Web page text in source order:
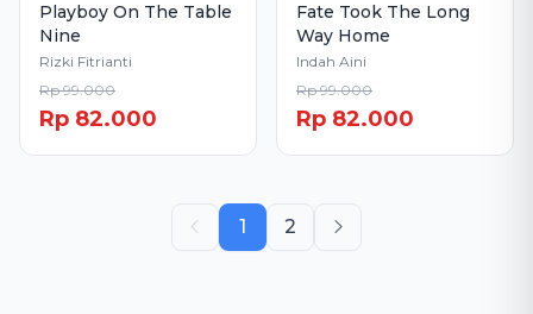
Playboy On The Table
Nine
Rizki Fitrianti
Rp 99.000
Rp 82.000
Fate Took The Long
Way Home
Indah Aini
Rp 99.000
Rp 82.000
1 2